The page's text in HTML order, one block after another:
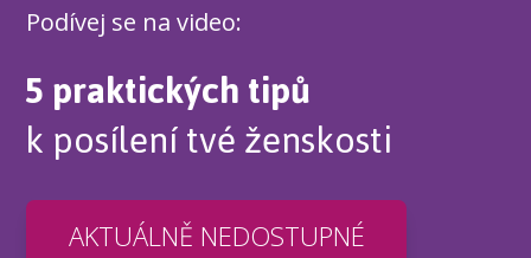
Podívej se na video:
5 praktických tipů
k posílení tvé ženskosti
AKTUÁLNĚ NEDOSTUPNÉ